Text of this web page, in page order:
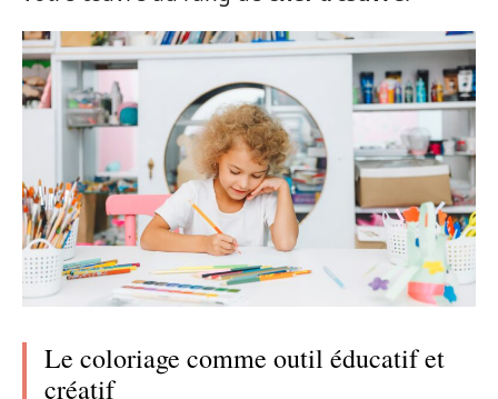
Le coloriage comme outil éducatif et
créatif